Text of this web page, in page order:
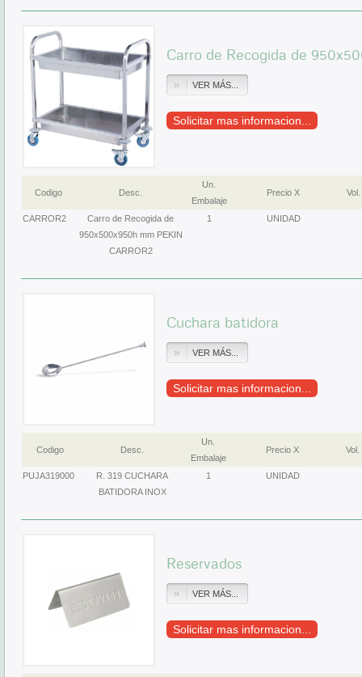
Carro de Recogida de
VER MÁS...
Solicitar mas informacion...
Codigo Desc.
Un.
Embalaje
Precio X Vol.
CARROR2
Carro de Recogida de
950x500x950h mm PEKIN
CARROR2
1 UNIDAD
Cuchara batidora
VER MÁS...
Solicitar mas informacion...
Codigo Desc.
Un.
Embalaje
Precio X Vol.
PUJA319000
R. 319 CUCHARA
BATIDORA INOX
1 UNIDAD
Reservados
VER MÁS...
Solicitar mas informacion...